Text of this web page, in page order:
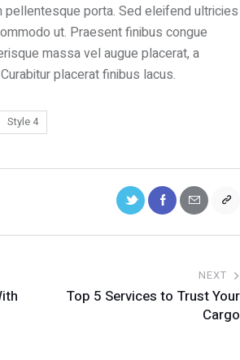
pellentesque porta. Sed eleifend ultricies
ut. Praesent finibus congue
massa vel augue placerat, a
placerat finibus lacus.
Style 4
NEXT
Top 5 Services to Trust Your
Cargo